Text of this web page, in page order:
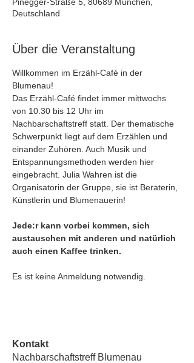
Deutschland
Über die Veranstaltung
Willkommen im Erzähl-Café in der
Blumenau!
Das Erzähl-Café findet immer mittwochs
von 10.30 bis 12 Uhr im
Nachbarschaftstreff statt. Der thematische
Schwerpunkt liegt auf dem Erzählen und
einander Zuhören. Auch Musik und
Entspannungsmethoden werden hier
eingebracht. Julia Wahren ist die
Organisatorin der Gruppe, sie ist Beraterin,
Künstlerin und Blumenauerin!
Jede:r kann vorbei kommen, sich
austauschen mit anderen und natürlich
auch einen Kaffee trinken.
Es ist keine Anmeldung notwendig.
Kontakt
Nachbarschaftstreff Blumenau